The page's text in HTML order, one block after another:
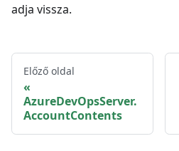
adja vissza.
Előző oldal
AzureDevOpsServer.
AccountContents